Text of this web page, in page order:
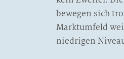
bewegen sich
Marktumfeld
niedrigen